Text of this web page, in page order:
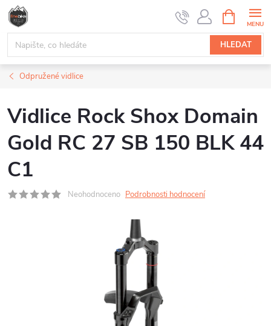
Přejít
obsah
HLEDAT
NÁKUPNÍ
KOŠÍK
Odpružené vidlice
Vidlice Rock Shox Domain
Gold RC 27 SB 150 BLK 44
C1
Neohodnoceno Podrobnosti hodnocení